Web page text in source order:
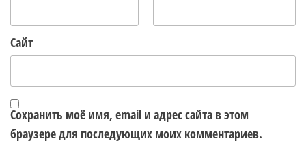
Сайт
Сохранить моё имя, email и адрес сайта в этом
браузере для последующих моих комментариев.